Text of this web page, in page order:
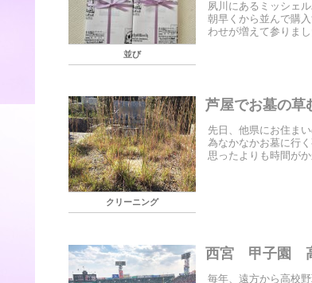
並び
夙川にあるミッシェ
朝早くから並んで購
わせが増えて参りま
クリーニング
芦屋でお墓の草
先日、他県にお住ま
為なかなかお墓に
思ったよりも時間が
西宮 甲子園
毎年、遠方から高校